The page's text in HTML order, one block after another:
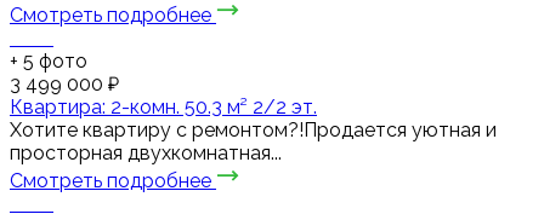
Смотреть подробнее
+ 5 фото
3 499 000 ₽
Квартира: 2-комн. 50.3 м² 2/2 эт.
Хотите квартиру с ремонтом?!Продается уютная и
просторная двухкомнатная...
Смотреть подробнее